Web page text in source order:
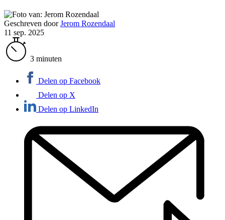
Geschreven doorJerom Rozendaal
11 sep. 2025
3 minuten
Delen op Facebook
Delen op X
Delen op LinkedIn